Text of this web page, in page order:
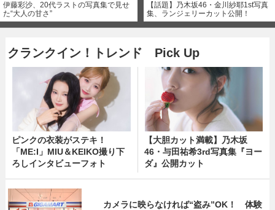
伊藤彩沙、20代ラストの写真集で見せ
た“大人の甘さ”
【話題】乃木坂46・金川紗耶1st写真
集、ランジェリーカット公開！
クランクイン！トレンド Pick Up
ピンクの衣装がステキ！
「ME:I」MIU＆KEIKO撮り下
ろしインタビューフォト
【大胆カット満載】乃木坂
46・与田祐希3rd写真集『ヨー
ダ』公開カット
カメラに映らなければ“盗み”OK！ 体験